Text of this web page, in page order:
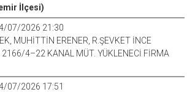
İlçesi)
07/2026 21:30
MUHİTTİN ERENER, R.ŞEVKET İNCE
4–22 KANAL MÜT. YÜKLENECİ FİRMA
07/2026 17:51